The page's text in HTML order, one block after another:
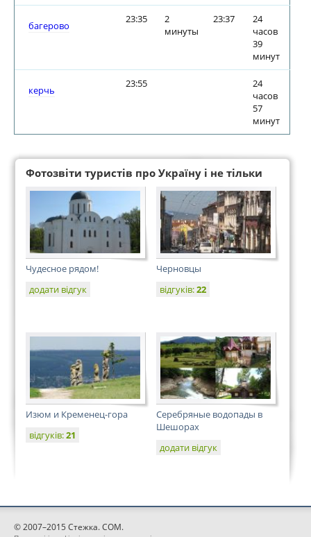
багерово
23:35
2
минуты
23:37
24
часов
39
минут
керчь
23:55
24
часов
57
минут
Фотозвіти туристів про Україну і не тільки
Чудесное рядом!
додати відгук
Черновцы
відгуків:22
Изюм и Кременец-гора
відгуків:21
Серебряные водопады в
Шешорах
додати відгук
© 2007–2015 Стежка. COM.